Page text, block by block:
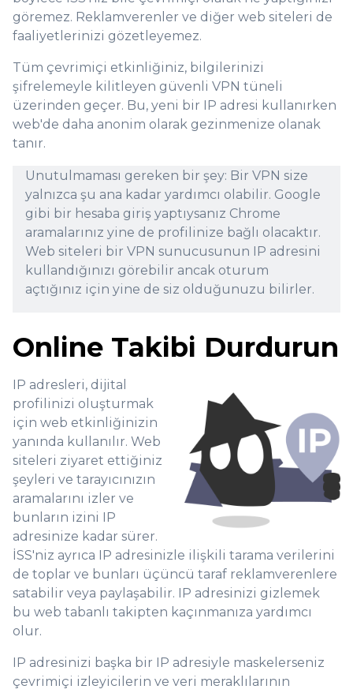
göremez. Reklamverenler ve diğer web siteleri de
faaliyetlerinizi gözetleyemez.
Tüm çevrimiçi etkinliğiniz, bilgilerinizi
şifrelemeyle kilitleyen güvenli VPN tüneli
üzerinden geçer. Bu, yeni bir IP adresi kullanırken
web'de daha anonim olarak gezinmenize olanak
tanır.
Unutulmaması gereken bir şey: Bir VPN size
yalnızca şu ana kadar yardımcı olabilir. Google
gibi bir hesaba giriş yaptıysanız Chrome
aramalarınız yine de profilinize bağlı olacaktır.
Web siteleri bir VPN sunucusunun IP adresini
kullandığınızı görebilir ancak oturum
açtığınız için yine de siz olduğunuzu bilirler.
Online Takibi Durdurun
IP adresleri, dijital
profilinizi oluşturmak
için web etkinliğinizin
yanında kullanılır. Web
siteleri ziyaret ettiğiniz
şeyleri ve tarayıcınızın
aramalarını izler ve
bunların izini IP
adresinize kadar sürer.
İSS'niz ayrıca IP adresinizle ilişkili tarama verilerini
de toplar ve bunları üçüncü taraf reklamverenlere
satabilir veya paylaşabilir. IP adresinizi gizlemek
bu web tabanlı takipten kaçınmanıza yardımcı
olur.
IP adresinizi başka bir IP adresiyle maskelerseniz
çevrimiçi izleyicilerin ve veri meraklılarının